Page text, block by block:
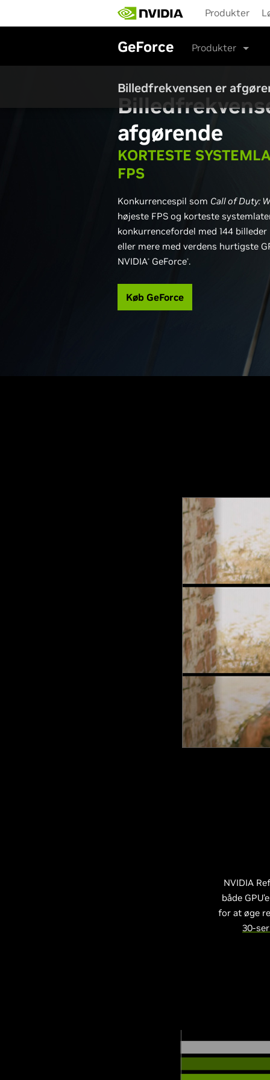
main
Produkter
GeForce Produkter
Billedfrekvensen er
afgørende
KORTESTE
FPS
Konkurrencespil som Call of Duty:
højeste FPS og korteste
konkurrencefordel med 144 billeder
eller mere med verdens hurtigste
NVIDIA® GeForce®.
Køb GeForce
NVIDIA
både
for at øge
30-